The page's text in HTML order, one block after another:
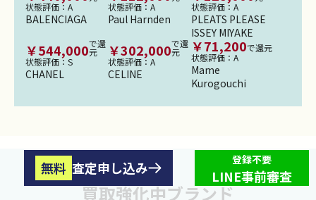
状態評価： A
BALENCIAGA
状態評価：A
Paul Harnden
状態評価： A
PLEATS PLEASE
ISSEY MIYAKE
￥544,000で還
元
状態評価： S
CHANEL
￥302,000で還
元
状態評価：A
CELINE
￥71,200で還元
状態評価： A
Mame
Kurogouchi
買取強化中ブランド
無料 査定申し込み 登録不要
LINE事前審査